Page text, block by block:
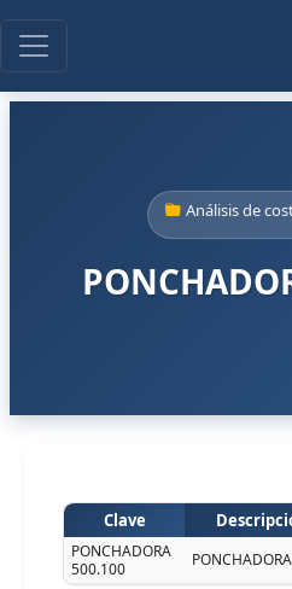
Análisis de
Clave
PONCHADORA
500.100